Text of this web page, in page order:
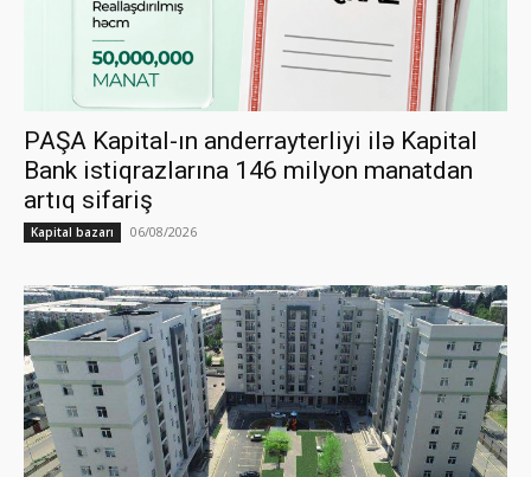
PAŞA Kapital-ın anderrayterliyi ilə Kapital
Bank istiqrazlarına 146 milyon manatdan
artıq sifariş
Kapital bazarı 06/08/2026